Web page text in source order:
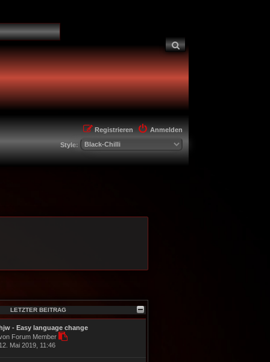
Suche
Anmelden
Registrieren
Style:
LETZTER BEITRAG
- Easy language change
Forum Member
N
12. Mai 2019, 11:46